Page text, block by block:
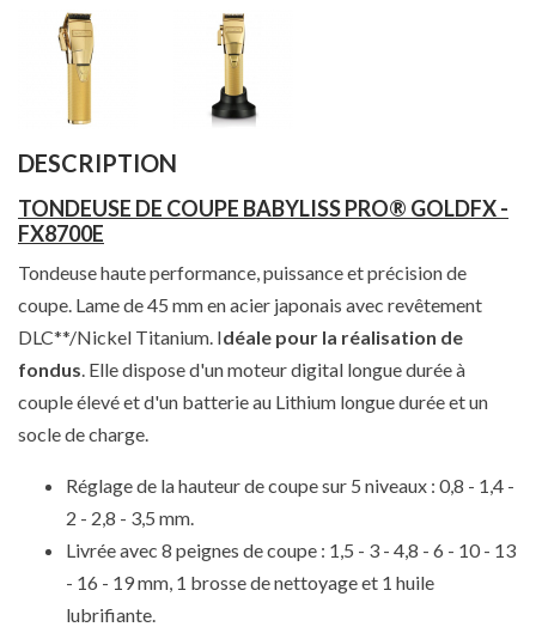
DESCRIPTION
TONDEUSE DE COUPE BABYLISS PRO® GOLDFX -
FX8700E
Tondeuse haute performance, puissance et précision de
coupe. Lame de 45 mm en acier japonais avec revêtement
DLC**/Nickel Titanium. Idéale pour la réalisation de
fondus. Elle dispose d'un moteur digital longue durée à
couple élevé et d'un batterie au Lithium longue durée et un
socle de charge.
Réglage de la hauteur de coupe sur 5 niveaux : 0,8 - 1,4 -
2 - 2,8 - 3,5 mm.
Livrée avec 8 peignes de coupe : 1,5 - 3 - 4,8 - 6 - 10 - 13
- 16 - 19 mm, 1 brosse de nettoyage et 1 huile
lubrifiante.